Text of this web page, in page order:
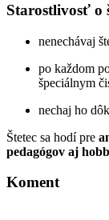
Starostlivosť o
nenechávaj
po každom
špeciálnym
nechaj ho
Štetec sa hodí pre
pedagógov aj
Koment